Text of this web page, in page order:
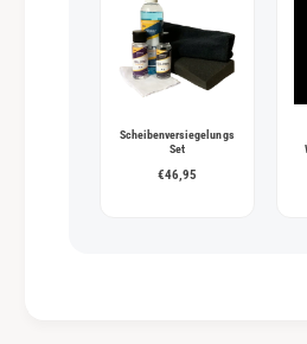
Scheibenversiegelungs
Set
€46,95